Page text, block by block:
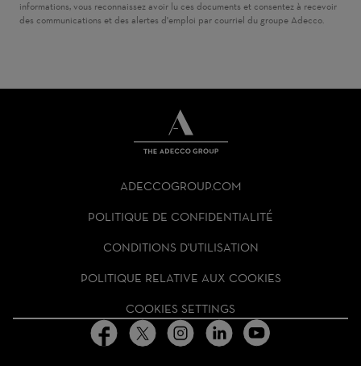
informations, vous reconnaissez avoir lu ces documents et consentez à recevoir
des communications et des alertes d'emploi par courriel du groupe Adecco.
GROUP
HOMEPAGE
ADECCOGROUP.COM
POLITIQUE DE CONFIDENTIALITÉ
CONDITIONS D'UTILISATION
POLITIQUE RELATIVE AUX COOKIES
COOKIES SETTINGS